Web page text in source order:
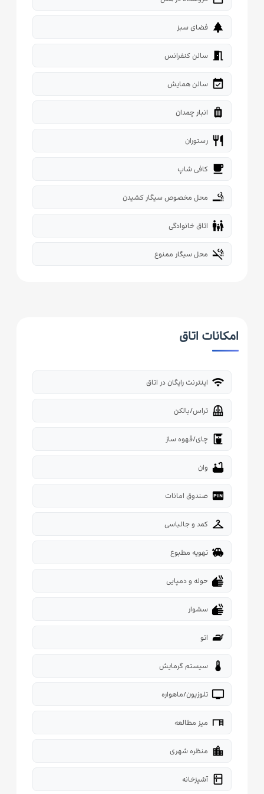
park فضای سبز
meeting_room سالن کنفرانس
event_available سالن همایش
luggage انبار چمدان
restaurant رستوران
local_cafe کافی شاپ
smoking_rooms محل مخصوص سیگار کشیدن
family_restroom اتاق خانوادگی
smoke_free محل سیگار ممنوع
امکانات اتاق
wifi اینترنت رایگان در اتاق
balcony تراس/بالکن
coffee_maker چای/قهوه ساز
bathtub وان
fiber_pin صندوق امانات
checkroom کمد و جالباسی
toys تهویه مطبوع
dry حوله و دمپایی
dry سشوار
iron اتو
thermostat سیستم گرمایش
tv تلوزیون/ماهواره
desk میز مطالعه
location_city منظره شهری
kitchen آشپزخانه